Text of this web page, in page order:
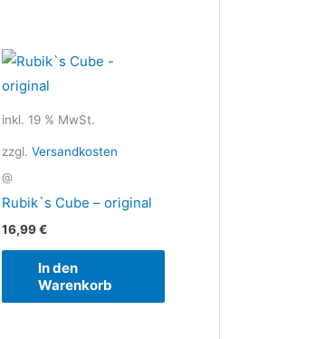
inkl. 19 % MwSt.
zzgl.Versandkosten
@
Rubik`s Cube – original
16,99€
In den
Warenkorb